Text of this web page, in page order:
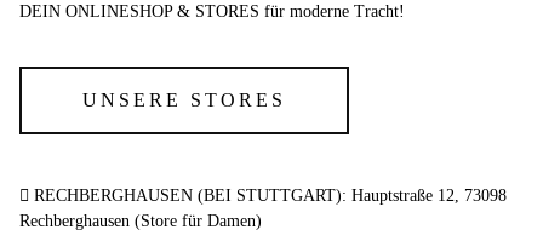
DEIN ONLINESHOP & STORES für moderne Tracht!
UNSERE STORES
RECHBERGHAUSEN (BEI STUTTGART): Hauptstraße 12, 73098
Rechberghausen (Store für Damen)